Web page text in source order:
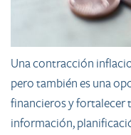
Una contracción
pero también es una
financieros y fortalecer
información,